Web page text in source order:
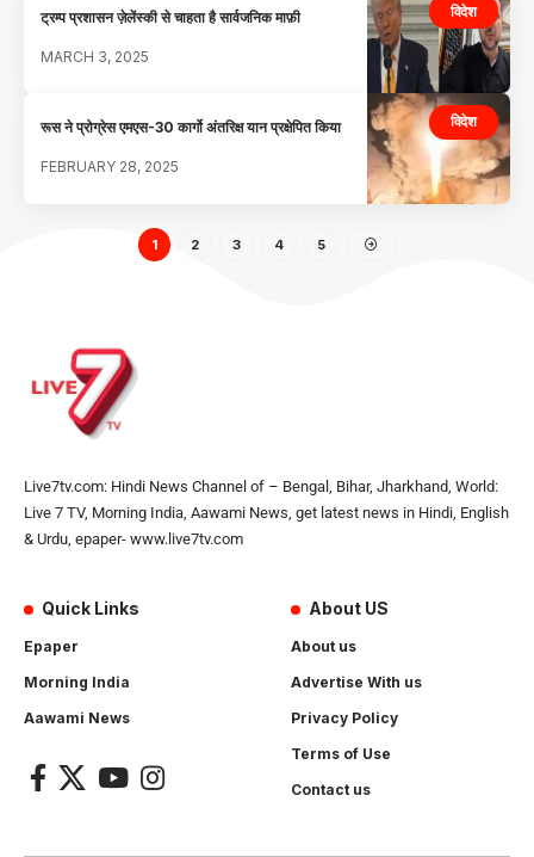
विदेश
ट्रम्प प्रशासन ज़ेलेंस्की से चाहता है सार्वजनिक माफ़ी
MARCH 3, 2025
विदेश
रूस ने प्रोग्रेस एमएस-30 कार्गो अंतरिक्ष यान प्रक्षेपित किया
FEBRUARY 28, 2025
1 2 3 4 5
Live7tv.com: Hindi News Channel of – Bengal, Bihar, Jharkhand, World:
Live 7 TV, Morning India, Aawami News, get latest news in Hindi, English
& Urdu, epaper- www.live7tv.com
Quick Links
Epaper
Morning India
Aawami News
About US
About us
Advertise With us
Privacy Policy
Terms of Use
Contact us